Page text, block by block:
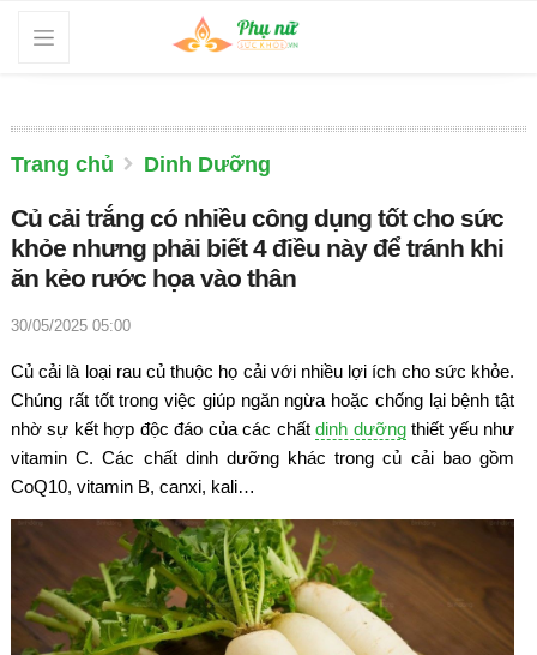
Trang chủ Dinh Dưỡng
Củ cải trắng có nhiều công dụng tốt cho sức
khỏe nhưng phải biết 4 điều này để tránh khi
ăn kẻo rước họa vào thân
30/05/2025 05:00
Củ cải là loại rau củ thuộc họ cải với nhiều lợi ích cho sức khỏe.
Chúng rất tốt trong việc giúp ngăn ngừa hoặc chống lại bệnh tật
nhờ sự kết hợp độc đáo của các chấtdinh dưỡngthiết yếu như
vitamin C. Các chất dinh dưỡng khác trong củ cải bao gồm
CoQ10, vitamin B, canxi, kali…